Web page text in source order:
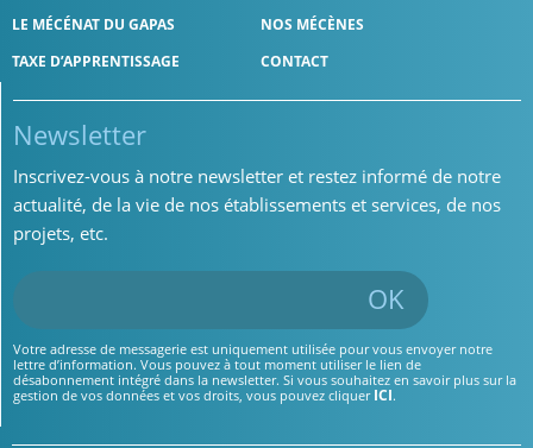
LE MÉCÉNAT DU GAPAS
NOS MÉCÈNES
TAXE D’APPRENTISSAGE
CONTACT
Newsletter
Inscrivez-vous à notre newsletter et restez informé de notre
actualité, de la vie de nos établissements et services, de nos
projets, etc.
OK
Votre adresse de messagerie est uniquement utilisée pour vous envoyer notre
lettre d’information. Vous pouvez à tout moment utiliser le lien de
désabonnement intégré dans la newsletter. Si vous souhaitez en savoir plus sur la
gestion de vos données et vos droits, vous pouvez cliquer ICI.